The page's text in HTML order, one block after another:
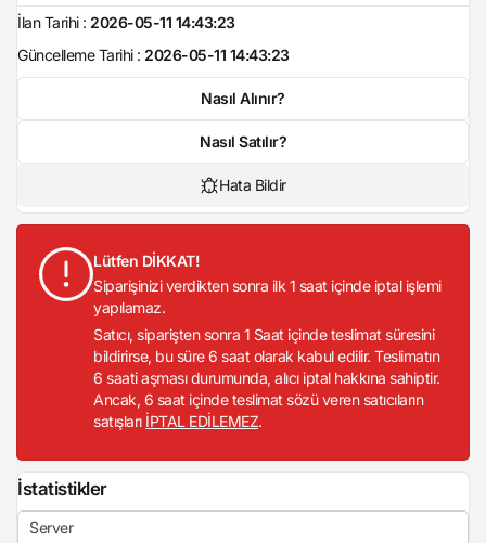
İlan Tarihi : 2026-05-11 14:43:23
Güncelleme Tarihi : 2026-05-11 14:43:23
Nasıl Alınır?
Nasıl Satılır?
Hata Bildir
Lütfen DİKKAT!
Siparişinizi verdikten sonra ilk 1 saat içinde iptal işlemi
yapılamaz.
Satıcı, siparişten sonra 1 Saat içinde teslimat süresini
bildirirse, bu süre 6 saat olarak kabul edilir. Teslimatın
6 saati aşması durumunda, alıcı iptal hakkına sahiptir.
Ancak, 6 saat içinde teslimat sözü veren satıcıların
satışları İPTAL EDİLEMEZ.
İstatistikler